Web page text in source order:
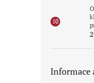
Informace